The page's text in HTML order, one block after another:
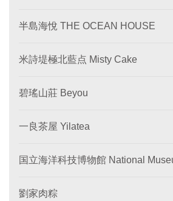
半島海悅 THE OCEAN HOUSE
米詩堤極北藍点 Misty Cake
碧瑤山莊 Beyou
一良茶屋 Yilatea
国立海洋科技博物館 National
劉家肉粽